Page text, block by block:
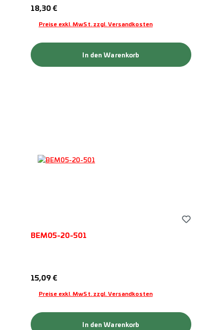
Regulärer Preis:
18,30 €
Preise exkl. MwSt. zzgl. Versandkosten
In den Warenkorb
BEM05-20-501
Regulärer Preis:
15,09 €
Preise exkl. MwSt. zzgl. Versandkosten
In den Warenkorb